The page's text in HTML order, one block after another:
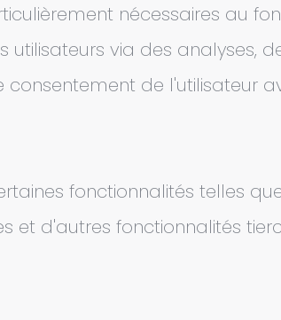
nécessaires au
via des analyses,
de l'utilisateur
fonctionnalités telles
et d'autres fonctionnalités